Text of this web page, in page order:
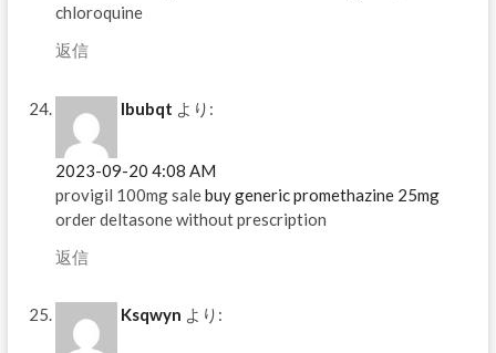
chloroquine
返信
Ibubqt より:
2023-09-20 4:08 AM
provigil 100mg salebuy generic promethazine 25mg
order deltasone without prescription
返信
Ksqwyn より: